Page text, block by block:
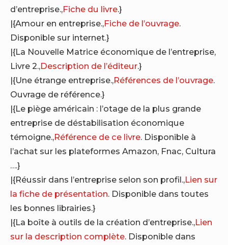
d’entreprise.,Fiche du livre.}
|{Amour en entreprise.,Fiche de l’ouvrage.
Disponible sur internet.}
|{La Nouvelle Matrice économique de l’entreprise,
Livre 2.,Description de l’éditeur.}
|{Une étrange entreprise.,Références de l’ouvrage.
Ouvrage de référence.}
|{Le piège américain : l’otage de la plus grande
entreprise de déstabilisation économique
témoigne.,Référence de ce livre. Disponible à
l’achat sur les plateformes Amazon, Fnac, Cultura
….}
|{Réussir dans l’entreprise selon son profil.,Lien sur
la fiche de présentation. Disponible dans toutes
les bonnes librairies.}
|{La boîte à outils de la création d’entreprise.,Lien
sur la description complète. Disponible dans